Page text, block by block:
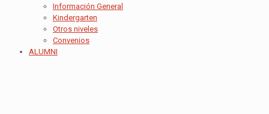
Información General
Kindergarten
Otros niveles
Convenios
ALUMNI